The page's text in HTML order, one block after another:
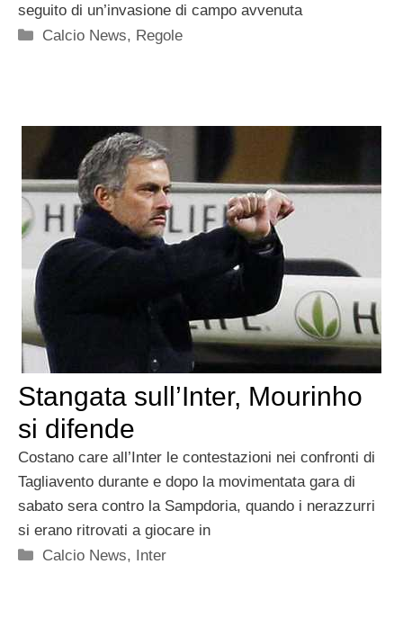
seguito di un’invasione di campo avvenuta
Categorie
Calcio News, Regole
Stangata sull’Inter, Mourinho
si difende
Costano care all’Inter le contestazioni nei confronti di
Tagliavento durante e dopo la movimentata gara di
sabato sera contro la Sampdoria, quando i nerazzurri
si erano ritrovati a giocare in
Categorie
Calcio News, Inter